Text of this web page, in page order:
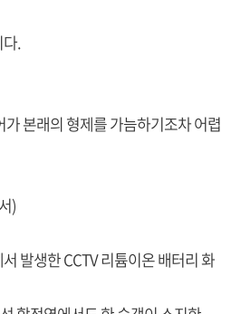
.
본래의 형제를 가늠하기조차 어렵
)
발생한 CCTV 리튬이온 배터리 화